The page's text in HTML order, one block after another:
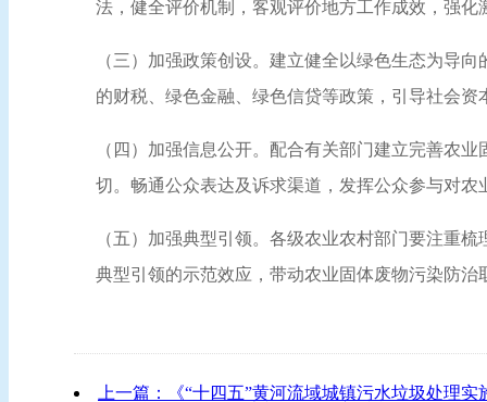
法，健全评价机制，客观评价地方工作成效，强化
（三）加强政策创设。建立健全以绿色生态为导
的财税、绿色金融、绿色信贷等政策，引导社会
（四）加强信息公开。配合有关部门建立完善农
切。畅通公众表达及诉求渠道，发挥公众参与对
（五）加强典型引领。各级农业农村部门要注重
典型引领的示范效应，带动农业固体废物污染防
上一篇：《“十四五”黄河流域城镇污水垃圾处理